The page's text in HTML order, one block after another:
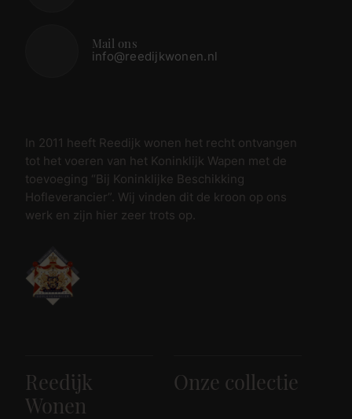
Mail ons
info@reedijkwonen.nl
In 2011 heeft Reedijk wonen het recht ontvangen
tot het voeren van het Koninklijk Wapen met de
toevoeging “Bij Koninklijke Beschikking
Hofleverancier”. Wij vinden dit de kroon op ons
werk en zijn hier zeer trots op.
Reedijk
Wonen
Onze collectie